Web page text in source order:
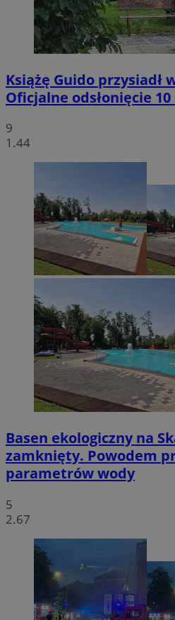
Książę Guido przysiadł
Oficjalne odsłonięcie
9
1.44
Basen ekologiczny na
zamknięty. Powodem
parametrów wody
5
2.67